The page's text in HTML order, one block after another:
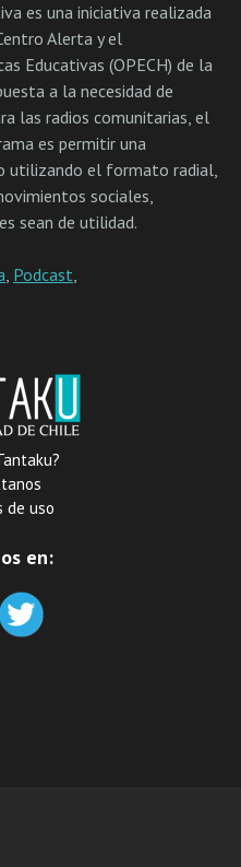
es una iniciativa realizada
Alerta y el
Educativas (OPECH) de la
a la necesidad de
las radios comunitarias, el
es permitir una
utilizando el formato radial,
sociales,
sean de utilidad.
, Podcast,
de uso
en: